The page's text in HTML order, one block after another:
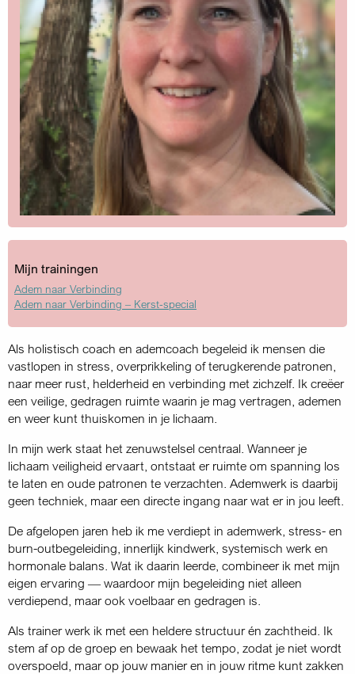
Mijn trainingen
Adem naar Verbinding
Adem naar Verbinding – Kerst-special
Als holistisch coach en ademcoach begeleid ik mensen die
vastlopen in stress, overprikkeling of terugkerende patronen,
naar meer rust, helderheid en verbinding met zichzelf. Ik creëer
een veilige, gedragen ruimte waarin je mag vertragen, ademen
en weer kunt thuiskomen in je lichaam.
In mijn werk staat het zenuwstelsel centraal. Wanneer je
lichaam veiligheid ervaart, ontstaat er ruimte om spanning los
te laten en oude patronen te verzachten. Ademwerk is daarbij
geen techniek, maar een directe ingang naar wat er in jou leeft.
De afgelopen jaren heb ik me verdiept in ademwerk, stress- en
burn-outbegeleiding, innerlijk kindwerk, systemisch werk en
hormonale balans. Wat ik daarin leerde, combineer ik met mijn
eigen ervaring — waardoor mijn begeleiding niet alleen
verdiepend, maar ook voelbaar en gedragen is.
Als trainer werk ik met een heldere structuur én zachtheid. Ik
stem af op de groep en bewaak het tempo, zodat je niet wordt
overspoeld, maar op jouw manier en in jouw ritme kunt zakken